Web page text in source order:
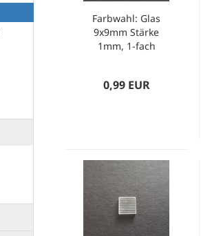
Farbwahl: Glas
9x9mm Stärke
1mm, 1-fach
0,99 EUR